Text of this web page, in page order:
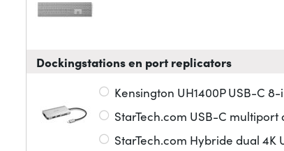
Dockingstations en port replicators
Kensington UH1400P USB-C
StarTech.com USB-C
StarTech.com Hybride dual